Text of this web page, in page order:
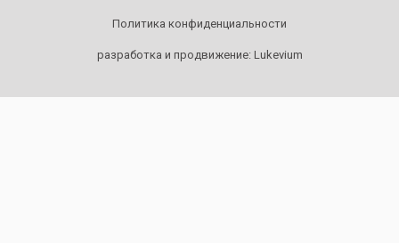
Политика конфиденциальности
разработка и продвижение: Lukevium